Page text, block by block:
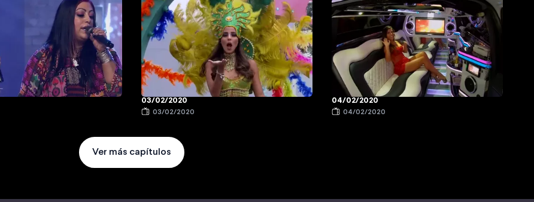
03/02/2020
03/02/2020
04/02/2020
04/02/2020
Ver más capítulos